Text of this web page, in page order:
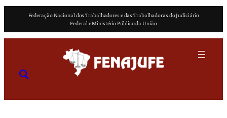
o
Federação Nacional dos Trabalhadores e das Trabalhadoras do Judiciário
Federal e Ministério Público da União